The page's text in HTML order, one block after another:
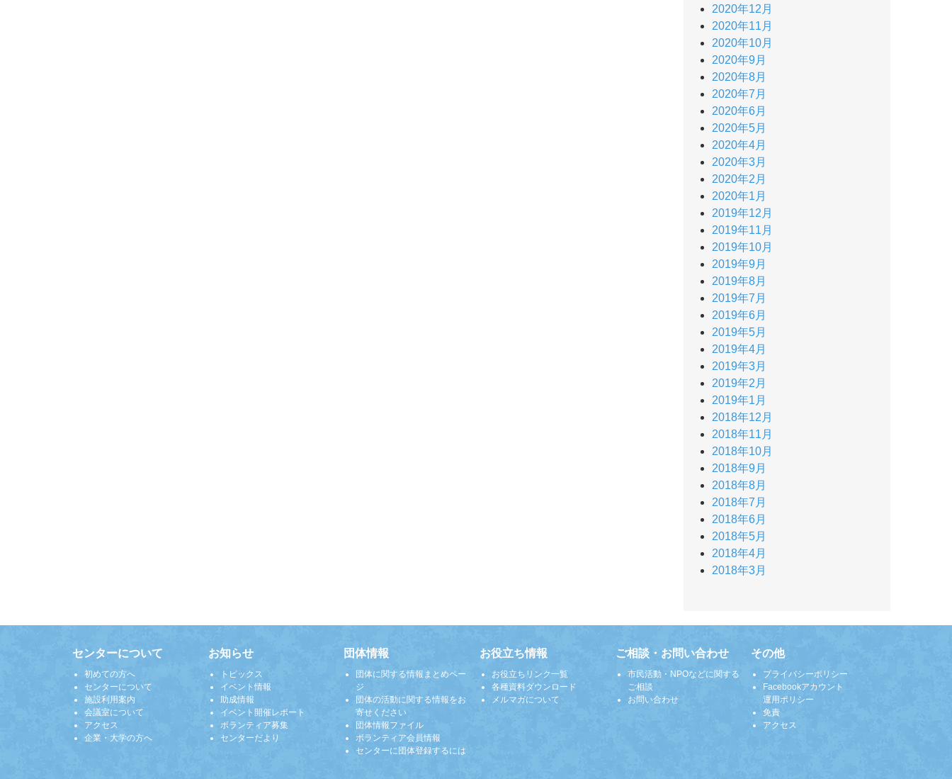
2020年12月
2020年11月
2020年10月
2020年9月
2020年8月
2020年7月
2020年6月
2020年5月
2020年4月
2020年3月
2020年2月
2020年1月
2019年12月
2019年11月
2019年10月
2019年9月
2019年8月
2019年7月
2019年6月
2019年5月
2019年4月
2019年3月
2019年2月
2019年1月
2018年12月
2018年11月
2018年10月
2018年9月
2018年8月
2018年7月
2018年6月
2018年5月
2018年4月
2018年3月
センターについて
初めての方へ
センターについて
施設利用案内
会議室について
アクセス
企業・大学の方へ
お知らせ
トピックス
イベント情報
助成情報
イベント開催レポート
ボランティア募集
センターだより
団体情報
団体に関する情報まとめペー
ジ
団体の活動に関する情報をお
寄せください
団体情報ファイル
ボランティア会員情報
センターに団体登録するには
お役立ち情報
お役立ちリンク一覧
各種資料ダウンロード
メルマガについて
ご相談・お問い合わせ
市民活動・NPOなどに関する
ご相談
お問い合わせ
その他
プライバシーポリシー
Facebookアカウント
運用ポリシー
免責
アクセス